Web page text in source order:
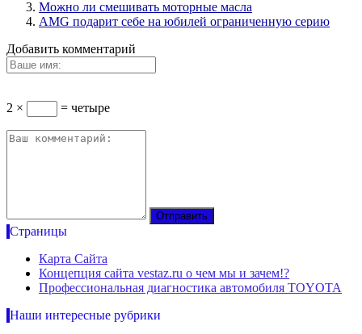
Можно ли смешивать моторные масла
AMG подарит себе на юбилей ограниченную серию
Добавить комментарий
2 × = четыре
Страницы
Карта Сайта
Концепция сайта vestaz.ru о чем мы и зачем!?
Профессиональная диагностика автомобиля TOYOTA
Наши интересные рубрики